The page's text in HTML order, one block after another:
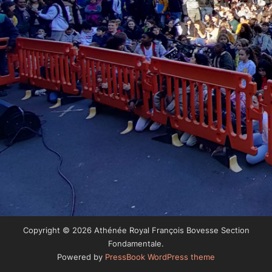
Copyright © 2026 Athénée Royal François Bovesse Section
Fondamentale.
Powered by PressBook WordPress theme